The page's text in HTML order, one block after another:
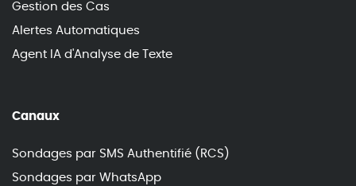
Gestion des Cas
Alertes Automatiques
Agent IA d'Analyse de Texte
Canaux
Sondages par SMS Authentifié (RCS)
Sondages par WhatsApp